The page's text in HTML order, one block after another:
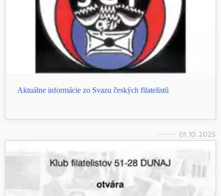
Aktuálne informácie zo Svazu českých filatelistů
01. 10. 2025